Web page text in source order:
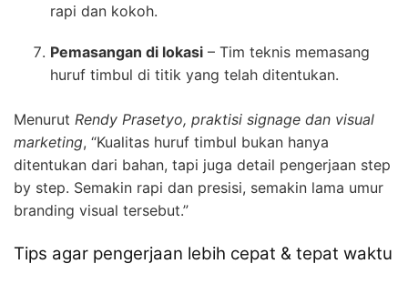
rapi dan kokoh.
Pemasangan di lokasi – Tim teknis memasang
huruf timbul di titik yang telah ditentukan.
Menurut Rendy Prasetyo, praktisi signage dan visual
marketing, “Kualitas huruf timbul bukan hanya
ditentukan dari bahan, tapi juga detail pengerjaan step
by step. Semakin rapi dan presisi, semakin lama umur
branding visual tersebut.”
Tips agar pengerjaan lebih cepat & tepat waktu